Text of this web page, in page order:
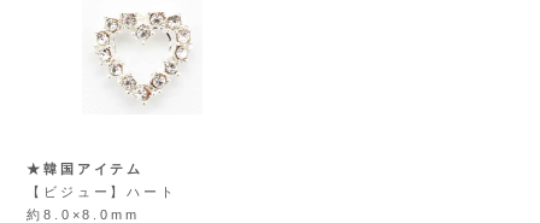
★韓国アイテム
【ビジュー】ハート
約8.0×8.0mm